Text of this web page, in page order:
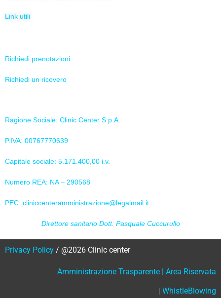
Link utili
Richiedi prenotazioni
Richiedi un ricovero
Ragione Sociale: Clinic Center S.p.A.
P.IVA: 00767770639
Capitale sociale: 5.171.400,00 i.v.
Numero REA: NA – 290568
PEC: cliniccenteramministrazione@legalmail.it
Direttore sanitario Dott. Pasquale Cuccurullo
Privacy Policy / @2026 Clinic center
Amministrazione Trasparente Area Riservata
| WhistleBlowing